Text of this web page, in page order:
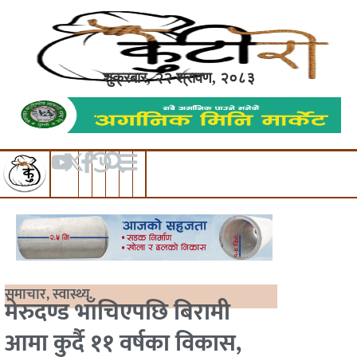
शुक्रबार, २२ श्रावण, २०८३
समाचार,स्वास्थ्य
मेरुदण्ड भाँचिएपछि बिरामी
आमा कुर्दै ११ वर्षका विकास,